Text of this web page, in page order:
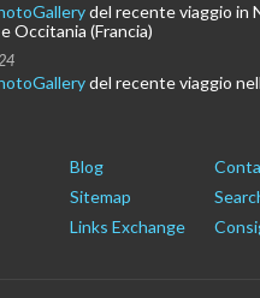
del recente viaggio in
Occitania (Francia)
del recente viaggio
Blog
Sitemap
Links Exchange